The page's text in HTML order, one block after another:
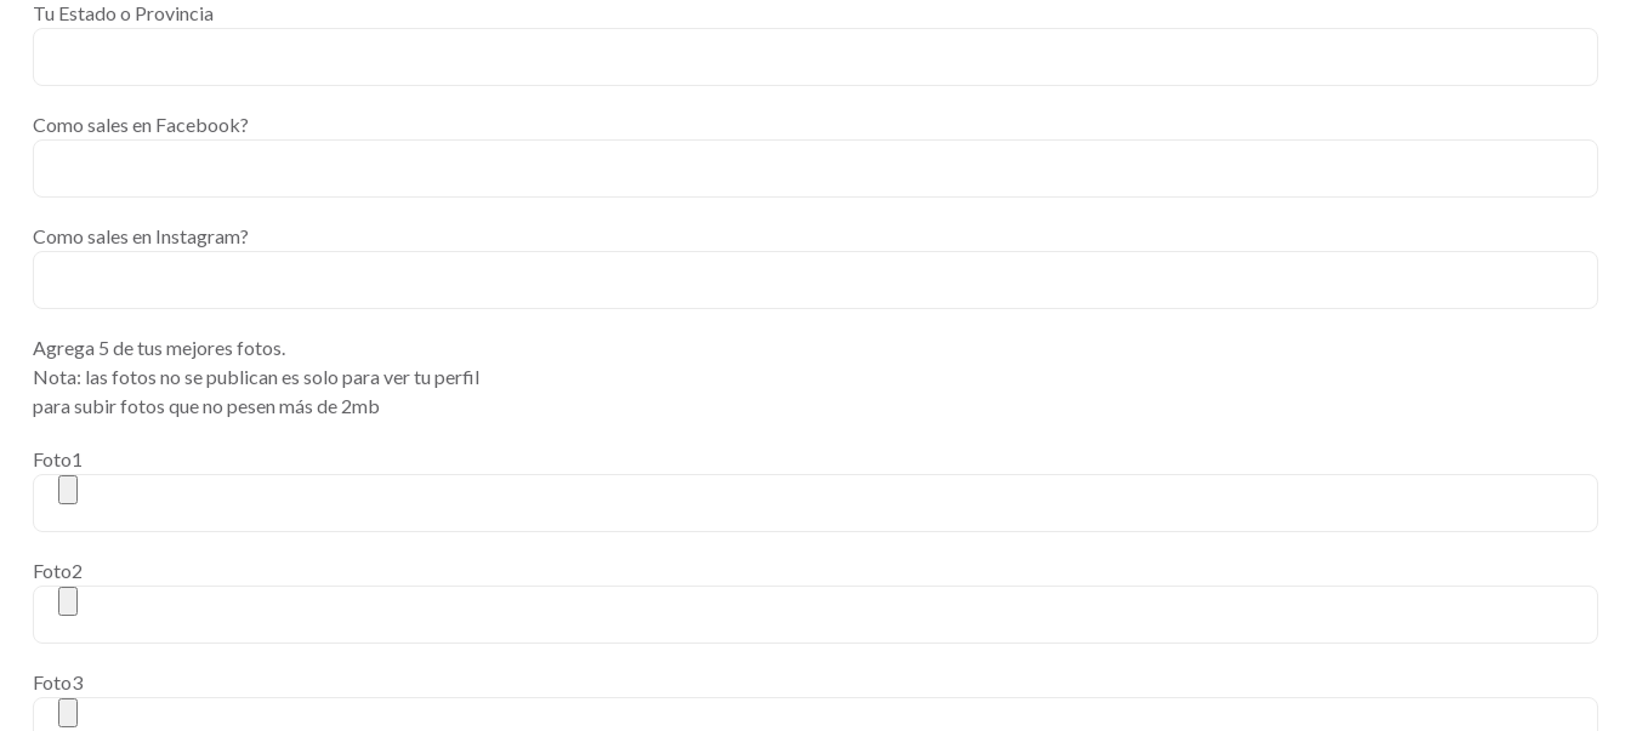
Tu Estado o Provincia
Como sales en Facebook?
Como sales en Instagram?
Agrega 5 de tus mejores fotos.
Nota: las fotos no se publican es solo para ver tu perfil
para subir fotos que no pesen más de 2mb
Foto1
Foto2
Foto3